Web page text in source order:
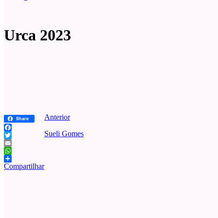
Urca 2023
Share
Facebook
Twitter
Email
WhatsApp
Compartilhar
Anterior
Sueli Gomes